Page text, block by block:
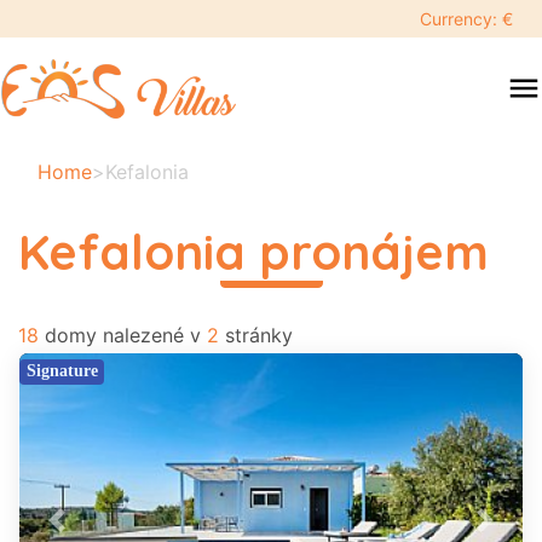
Currency: €
menu
swipe
to
close
Vámi
Hledat
search
Dospělí
Home>Kefalonia
Kefalonia pronájem
read more
18 domy nalezené v 2 stránky
Signature
Previous Next